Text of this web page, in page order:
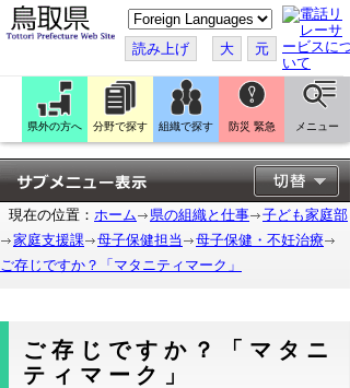
こ
の
ペ
ー
ジ
翻
訳
す
る
読み上げ 大 元
県外の方へ 分野で探す 組織で探す 防災 緊急 メニュー
現在の位置： ホーム 県の組織と仕事
子ども家庭部
家庭支援課
母子保健担当
母子保健・不妊治療
ご存じですか？「マタニティマーク」
ご存じですか？「マタニ
ティマーク」